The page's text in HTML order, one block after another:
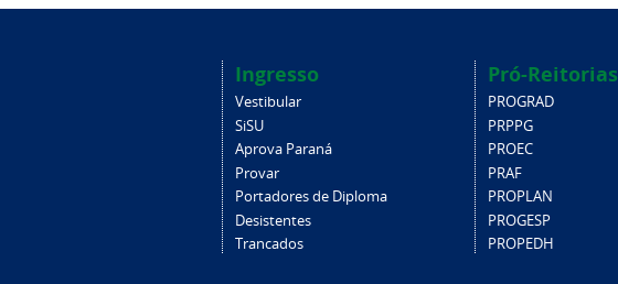
Ingresso
Vestibular
SiSU
Aprova Paraná
Provar
Portadores de Diploma
Desistentes
Trancados
Pró-Reitorias
PROGRAD
PRPPG
PROEC
PRAF
PROPLAN
PROGESP
PROPEDH